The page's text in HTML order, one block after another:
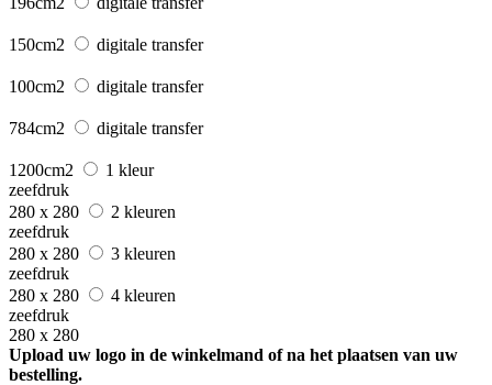
150cm2 digitale transfer
100cm2 digitale transfer
784cm2 digitale transfer
1200cm2
1 kleur
zeefdruk
280 x 280
2 kleuren
zeefdruk
280 x 280
3 kleuren
zeefdruk
280 x 280
4 kleuren
zeefdruk
280 x 280
Upload uw logo in de winkelmand of na het plaatsen van uw
bestelling.